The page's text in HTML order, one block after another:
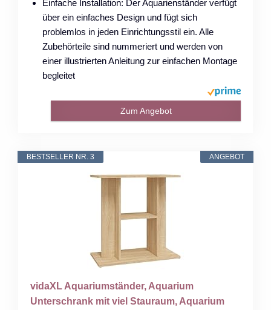
Einfache Installation: Der Aquarienständer verfügt
über ein einfaches Design und fügt sich
problemlos in jeden Einrichtungsstil ein. Alle
Zubehörteile sind nummeriert und werden von
einer illustrierten Anleitung zur einfachen Montage
begleitet
Zum Angebot
ANGEBOT
BESTSELLER NR. 3
vidaXL Aquariumständer, Aquarium
Unterschrank mit viel Stauraum, Aquarium